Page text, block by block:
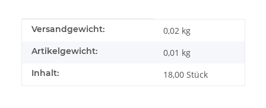
Produkteigenschaft
Wert
Versandgewicht: 0,02 kg
Artikelgewicht: 0,01 kg
Inhalt: 18,00 Stück